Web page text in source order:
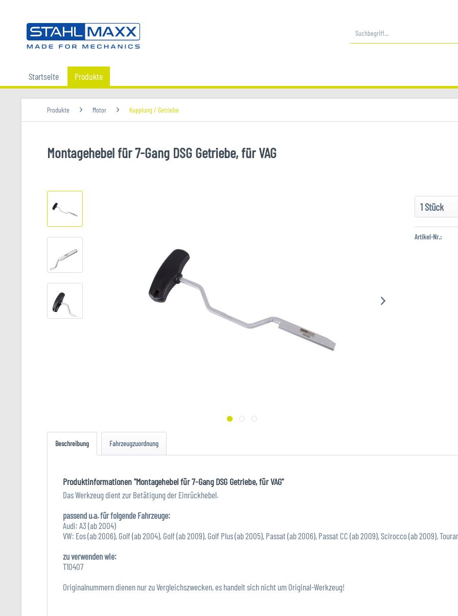
Startseite Produkte
Produkte Motor Kupplung / Getriebe
Montagehebel für 7-Gang DSG Getriebe, für VAG
Artikel-Nr.:
Beschreibung Fahrzeugzuordnung
Produktinformationen "Montagehebel für 7-Gang DSG Getriebe, für VAG"
Das Werkzeug dient zur Betätigung der Einrückhebel.
passend u.a. für folgende Fahrzeuge:
Audi: A3 (ab 2004)
VW: Eos (ab 2006), Golf (ab 2004), Golf (ab 2009), Golf Plus (ab 2005), Passat (ab 2006), Passat CC (ab 2009), Scirocco (ab 2009),
zu verwenden wie:
T10407
Originalnummern dienen nur zu Vergleichszwecken, es handelt sich nicht um Original-Werkzeug!